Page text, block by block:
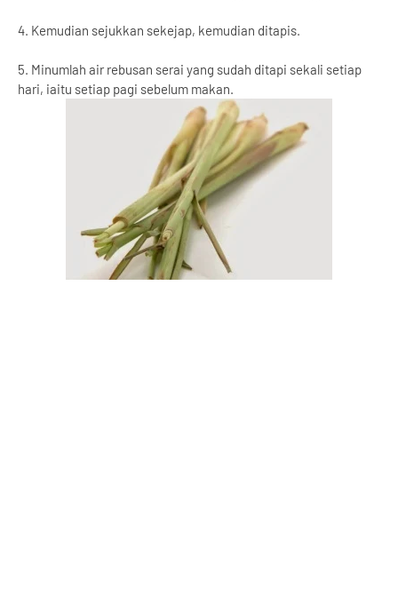
4. Kemudian sejukkan sekejap, kemudian ditapis.
5. Minumlah air rebusan serai yang sudah ditapi sekali setiap
hari, iaitu setiap pagi sebelum makan.